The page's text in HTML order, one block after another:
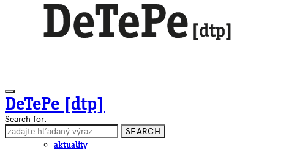
DeTePe [dtp]
ČLÁNKY
aktuality
Search for:
SEARCH